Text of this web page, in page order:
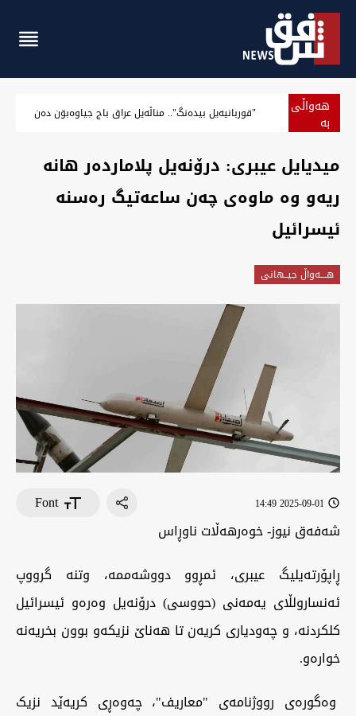
هەواڵی
بە "قوربانیەیل بيدەنگ".. مناڵەیل عراق باج جیاوەبۊن دەن
ميديایل عیبری: درۆنەیل پلاماردەر هانە
ریەو وە ماوەی چەن ساعەتیگ رەسنە
ئیسرائیل
هــــه‌واڵ جیــهانى
2025-09-01 14:49
Font
شەفەق نيوز- خوەرھەڵات ناوڕاس
ڕاپۆرتەیلیگ عیبری، ئمڕوو دووشەممە، وتنە گرووپ
ئەنسارولڵای یەمەنی (حووسی) درۆنەیل وەرەو ئیسرائیل
کلکردنە، و چەودیاری کریەن تا هەناێ نزیکەو بوون بخریەنە
خوارەو.
وەگورەی رووژنامەی "معاريف"، چەوەڕی کریەێد نزیک